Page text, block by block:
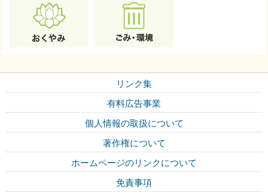
リンク集
有料広告事業
個人情報の取扱について
著作権について
ホームページのリンクについて
免責事項